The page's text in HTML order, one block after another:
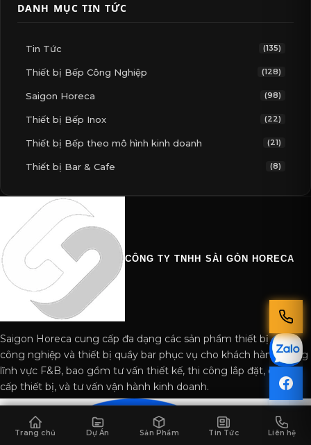
DANH MỤC TIN TỨC
Tin Tức (135)
Thiết bị Bếp Công Nghiệp (128)
Saigon Horeca (98)
Thiết bị Bếp Inox (22)
Thiết bị Bếp theo mô hình kinh doanh (21)
Thiết bị Bar & Cafe (8)
CÔNG TY TNHH SÀI GÒN HORECA
Saigon Horeca cung cấp đa dạng các sản phẩm thiết bị bếp
công nghiệp và thiết bị quầy bar phục vụ cho khách hàng trong
lĩnh vực F&B, bao gồm tư vấn thiết kế, thi công lắp đặt, cung
cấp thiết bị, và tư vấn vận hành kinh doanh.
Trang chủ Dự Án Sản Phẩm Tin Tức Liên hệ